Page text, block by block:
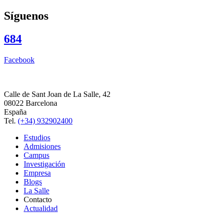
Síguenos
684
Facebook
Calle de Sant Joan de La Salle, 42
08022 Barcelona
España
Tel. (+34) 932902400
Estudios
Admisiones
Campus
Investigación
Empresa
Blogs
La Salle
Contacto
Actualidad